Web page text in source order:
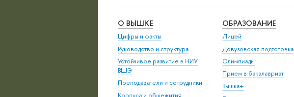
О ВЫШКЕ
Цифры и факты
Руководство и структура
Устойчивое развитие в НИУ
ВШЭ
Преподаватели и сотрудники
Корпуса и общежития
ОБРАЗОВАНИЕ
Лицей
Довузовская подготовка
Олимпиады
Прием в бакалавриат
Вышка+